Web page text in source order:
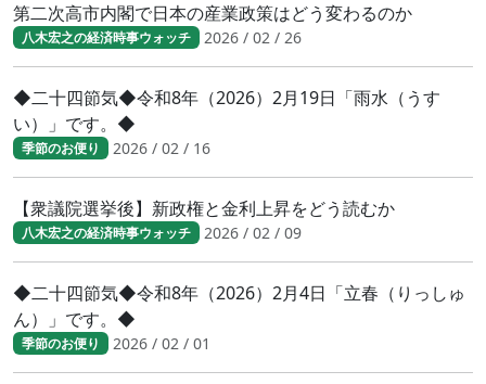
第二次高市内閣で日本の産業政策はどう変わるのか
八木宏之の経済時事ウォッチ 2026 / 02 / 26
◆二十四節気◆令和8年（2026）2月19日「雨水（うす
い）」です。◆
季節のお便り 2026 / 02 / 16
【衆議院選挙後】新政権と金利上昇をどう読むか
八木宏之の経済時事ウォッチ 2026 / 02 / 09
◆二十四節気◆令和8年（2026）2月4日「立春（りっしゅ
ん）」です。◆
季節のお便り 2026 / 02 / 01